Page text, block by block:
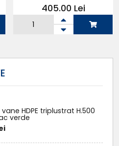
405.00 Lei
HDPE triplustrat H.500
verde